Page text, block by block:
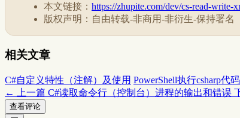
本文链接： https://zhupite.com/dev/cs-read-write-
版权声明：自由转载-非商用-非衍生-保持署名
相关文章
C#自定义特性（注解）及使用 PowerShell执行csharp代码
← 上一篇 C#读取命令行（控制台）进程的输出和错误
查看评论